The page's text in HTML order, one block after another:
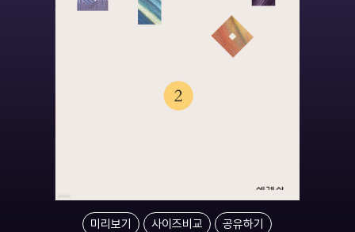
미리보기 사이즈비교 공유하기